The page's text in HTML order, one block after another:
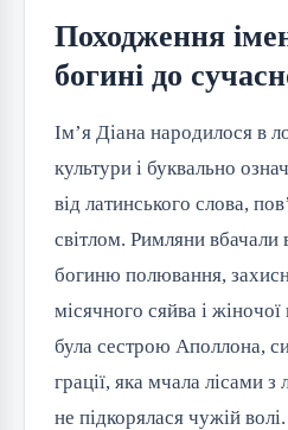
Походження
богині до
Ім’я Діана народилося в
культури і буквально
від латинського слова,
світлом. Римляни вбачали
богиню полювання,
місячного сяйва і
була сестрою Аполлона,
грації, яка мчала лісами з
не підкорялася чужій